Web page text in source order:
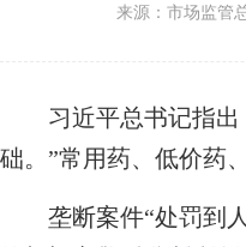
来源：市场监
习近平总书记指出
础。”常用药、低价药
垄断案件“处罚到人